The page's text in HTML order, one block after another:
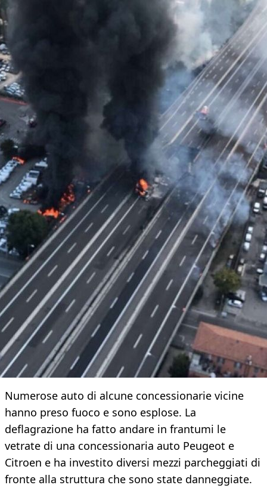
Numerose auto di alcune concessionarie vicine
hanno preso fuoco e sono esplose. La
deflagrazione ha fatto andare in frantumi le
vetrate di una concessionaria auto Peugeot e
Citroen e ha investito diversi mezzi parcheggiati di
fronte alla struttura che sono state danneggiate.